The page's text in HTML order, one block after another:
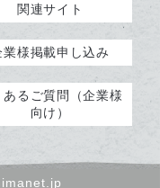
関連サイト
業様掲載申し込み
あるご質問（企業様
向け）